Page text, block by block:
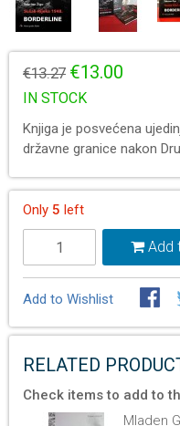
€13.27 €13.00
IN STOCK
Knjiga je posvećena
državne granice nakon
Only 5 left
Add
Add to Wishlist
RELATED
Check items to add to
Mladen